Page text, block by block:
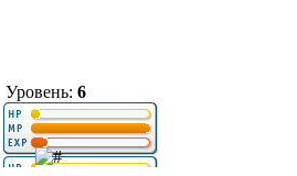
Уровень: 6